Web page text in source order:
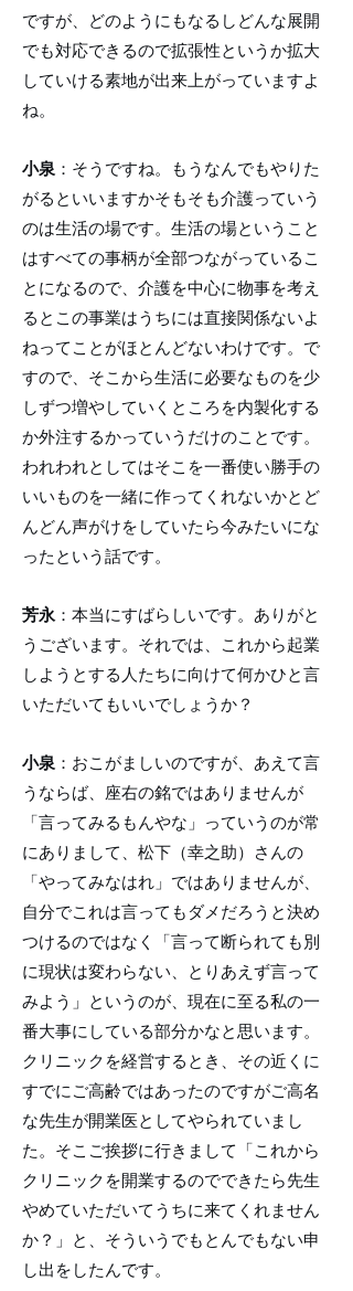
ですが、どのようにもなるしどんな展開
でも対応できるので拡張性というか拡大
していける素地が出来上がっていますよ
ね。
小泉 ：そうですね。もうなんでもやりた
がるといいますかそもそも介護っていう
のは生活の場です。生活の場ということ
はすべての事柄が全部つながっているこ
とになるので、介護を中心に物事を考え
るとこの事業はうちには直接関係ないよ
ねってことがほとんどないわけです。で
すので、そこから生活に必要なものを少
しずつ増やしていくところを内製化する
か外注するかっていうだけのことです。
われわれとしてはそこを一番使い勝手の
いいものを一緒に作ってくれないかとど
んどん声がけをしていたら今みたいにな
ったという話です。
芳永：本当にすばらしいです。ありがと
うございます。それでは、これから起業
しようとする人たちに向けて何かひと言
いただいてもいいでしょうか？
小泉 ：おこがましいのですが、あえて言
うならば、座右の銘ではありませんが
「言ってみるもんやな」っていうのが常
にありまして、松下（幸之助）さんの
「やってみなはれ」ではありませんが、
自分でこれは言ってもダメだろうと決め
つけるのではなく「言って断られても別
に現状は変わらない、とりあえず言って
みよう」というのが、現在に至る私の一
番大事にしている部分かなと思います。
クリニックを経営するとき、その近くに
すでにご高齢ではあったのですがご高名
な先生が開業医としてやられていまし
た。そこご挨拶に行きまして「これから
クリニックを開業するのでできたら先生
やめていただいてうちに来てくれません
か？」と、そういうでもとんでもない申
し出をしたんです。